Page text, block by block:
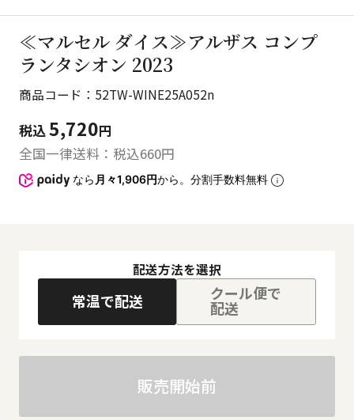
≪マルセル ダイス≫アルザス コンプ
ランタシオン 2023
商品コード：52TW-WINE25A052n
税込5,720円
全国一律送料：税込660円
なら 月々1,906円から。分割手数料無料
配送方法を選択
常温で配送 クール便で
配送
販売開始前